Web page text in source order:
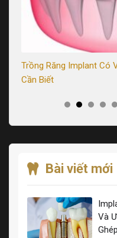
Trồng Răng Implant Có
Cần Biết
Bài viết mới
Và